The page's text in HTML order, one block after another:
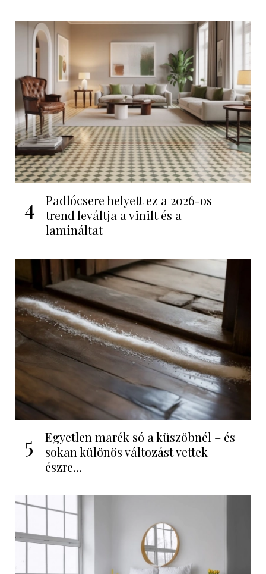
4
Padlócsere helyett ez a 2026-os
trend leváltja a vinilt és a
lamináltat
5
Egyetlen marék só a küszöbnél – és
sokan különös változást vettek
észre...